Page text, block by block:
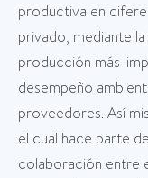
productiva en
privado, mediante
producción más
desempeño
proveedores. Así
el cual hace parte
colaboración entre